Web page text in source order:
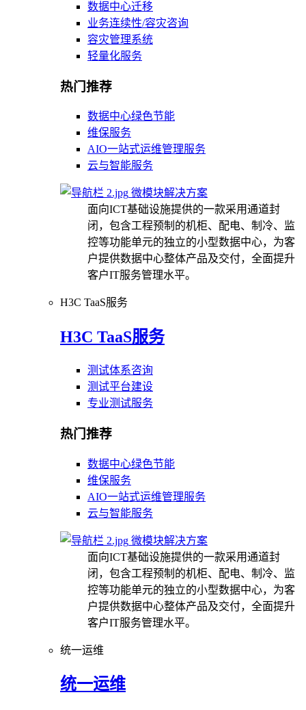
数据中心迁移
业务连续性/容灾咨询
容灾管理系统
轻量化服务
热门推荐
数据中心绿色节能
维保服务
AIO一站式运维管理服务
云与智能服务
微模块解决方案
面向ICT基础设施提供的一款采用通道封
闭，包含工程预制的机柜、配电、制冷、监
控等功能单元的独立的小型数据中心，为客
户提供数据中心整体产品及交付，全面提升
客户IT服务管理水平。
H3C TaaS服务
H3C TaaS服务
测试体系咨询
测试平台建设
专业测试服务
热门推荐
数据中心绿色节能
维保服务
AIO一站式运维管理服务
云与智能服务
微模块解决方案
面向ICT基础设施提供的一款采用通道封
闭，包含工程预制的机柜、配电、制冷、监
控等功能单元的独立的小型数据中心，为客
户提供数据中心整体产品及交付，全面提升
客户IT服务管理水平。
统一运维
统一运维